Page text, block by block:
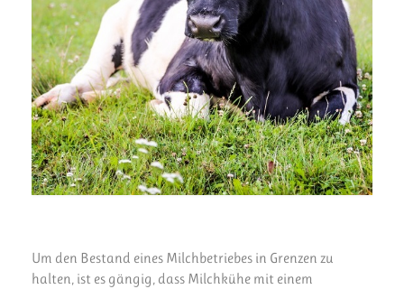
Um den Bestand eines Milchbetriebes in Grenzen zu
halten, ist es gängig, dass Milchkühe mit einem